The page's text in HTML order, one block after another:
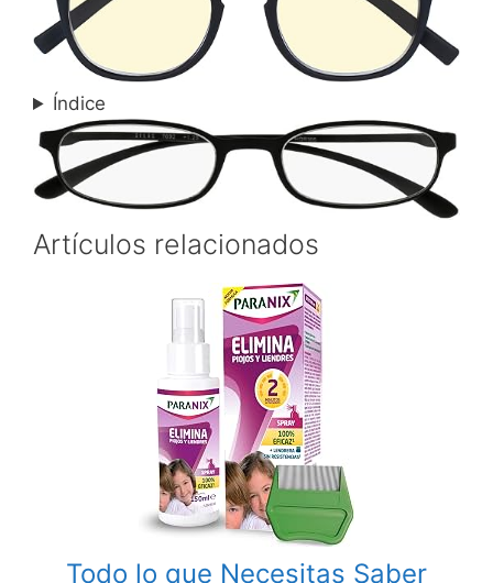
Índice
Artículos relacionados
Todo lo que Necesitas Saber